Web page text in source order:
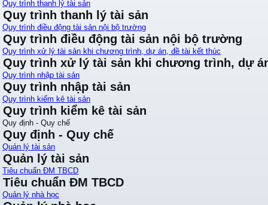
Quy trình thanh lý tài sản
Quy trình thanh lý tài sản
Quy trình điều động tài sản nội bộ trường
Quy trình điều động tài sản nội bộ trường
Quy trình xử lý tài sản khi chương trình, dự án, đề tài kết thúc
Quy trình xử lý tài sản khi chương trình, dự
Quy trình nhập tài sản
Quy trình nhập tài sản
Quy trình kiểm kê tài sản
Quy trình kiểm kê tài sản
Quy định - Quy chế
Quy định - Quy chế
Quản lý tài sản
Quản lý tài sản
Tiêu chuẩn ĐM TBCD
Tiêu chuẩn ĐM TBCD
Quản lý nhà học